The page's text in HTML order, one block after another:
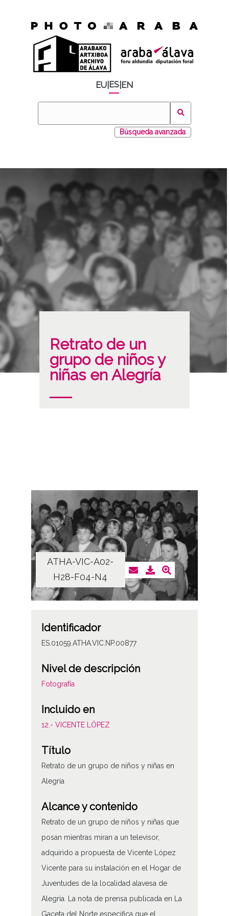
EU ES EN
Búsqueda avanzada
Retrato de un
grupo de niños y
niñas en Alegría
ATHA-VIC-A02-
H28-F04-N4
Identificador
ES.01059.ATHA.VIC.NP.00877
Nivel de descripción
Fotografía
Incluido en
12.- VICENTE LÓPEZ
Título
Retrato de un grupo de niños y niñas en
Alegría
Alcance y contenido
Retrato de un grupo de niños y niñas que
posan mientras miran a un televisor,
adquirido a propuesta de Vicente López
Vicente para su instalación en el Hogar de
Juventudes de la localidad alavesa de
Alegría. La nota de prensa publicada en La
Gaceta del Norte especifica que el